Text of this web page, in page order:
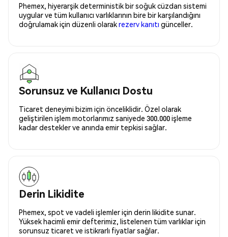
Phemex, hiyerarşik deterministik bir soğuk cüzdan sistemi
uygular ve tüm kullanıcı varlıklarının bire bir karşılandığını
doğrulamak için düzenli olarakrezerv kanıtı günceller.
Sorunsuz ve Kullanıcı Dostu
Ticaret deneyimi bizim için önceliklidir. Özel olarak
geliştirilen işlem motorlarımız saniyede 300.000 işleme
kadar destekler ve anında emir tepkisi sağlar.
Derin Likidite
Phemex, spot ve vadeli işlemler için derin likidite sunar.
Yüksek hacimli emir defterimiz, listelenen tüm varlıklar için
sorunsuz ticaret ve istikrarlı fiyatlar sağlar.